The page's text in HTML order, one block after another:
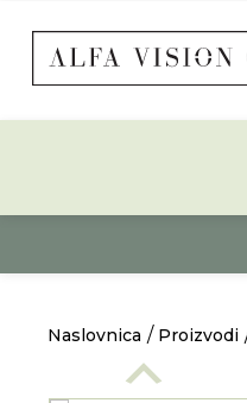
Naslovnica Proizvodi